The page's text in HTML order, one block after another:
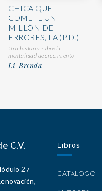
CHICA QUE
COMETE UN
MILLÓN DE
ERRORES, LA (P.D.)
Una historia sobre la
mentalidad de crecimiento
Li, Brenda
C.V.
27
Libros
CATÁLOGO